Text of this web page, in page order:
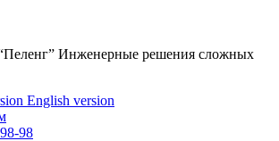
Инженерные решения сложных
English version
98